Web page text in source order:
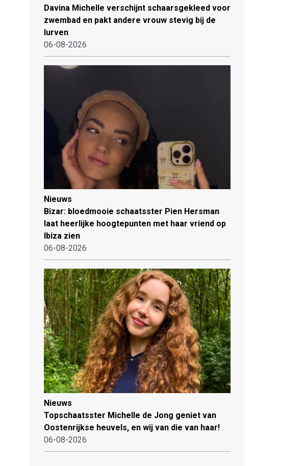
Davina Michelle verschijnt schaarsgekleed voor
zwembad en pakt andere vrouw stevig bij de
lurven
06-08-2026
Nieuws
Bizar: bloedmooie schaatsster Pien Hersman
laat heerlijke hoogtepunten met haar vriend op
Ibiza zien
06-08-2026
Nieuws
Topschaatsster Michelle de Jong geniet van
Oostenrijkse heuvels, en wij van die van haar!
06-08-2026